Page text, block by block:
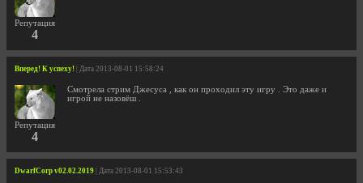
Репутация
4
Вперед! К успеху! | Дата 2013-08-01 15:58:24
Репутация
4
Смотрела стрим Джесуса , как он проходил эту игру . Это даже и
игрой не назовёш .
DwarfCorp v02.02.2019 | Дата 2013-08-01 15:53:43